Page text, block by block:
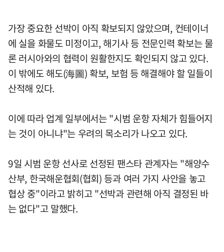
가장 중요한 선박이 아직 확보되지 않았으며, 컨테이너
에 실을 화물도 미정이고, 해기사 등 전문인력 확보는 물
론 러시아와의 협력이 원활한지도 확인되지 않고 있다.
이 밖에도 해도(海圖) 확보, 보험 등 해결해야 할 일들이
산적해 있다.
이에 따라 업계 일부에서는 "시범 운항 자체가 힘들어지
는 것이 아니냐"는 우려의 목소리가 나오고 있다.
9일 시범 운항 선사로 선정된 팬스타 관계자는 "해양수
산부, 한국해운협회(협회) 등과 여러 가지 사안을 놓고
협상 중"이라고 밝히고 "선박과 관련해 아직 결정된 바
는 없다"고 말했다.